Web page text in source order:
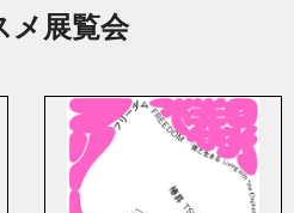
メ展覧会